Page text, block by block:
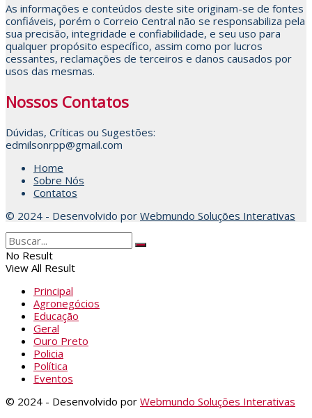
As informações e conteúdos deste site originam-se de fontes
confiáveis, porém o Correio Central não se responsabiliza pela
sua precisão, integridade e confiabilidade, e seu uso para
qualquer propósito específico, assim como por lucros
cessantes, reclamações de terceiros e danos causados por
usos das mesmas.
Nossos Contatos
Dúvidas, Críticas ou Sugestões:
edmilsonrpp@gmail.com
Home
Sobre Nós
Contatos
© 2024 - Desenvolvido por Webmundo Soluções Interativas
No Result
View All Result
Principal
Agronegócios
Educação
Geral
Ouro Preto
Policia
Política
Eventos
© 2024 - Desenvolvido por Webmundo Soluções Interativas